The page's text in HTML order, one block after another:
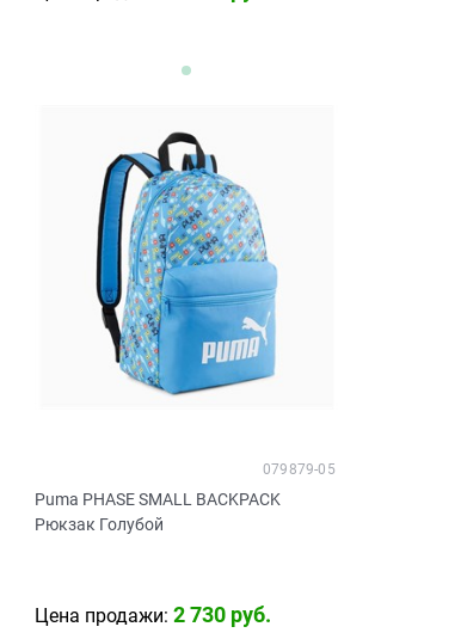
Puma PHASE SMALL BACKPACK
Рюкзак Голубой
079879-05
Цена продажи: 2 730 руб.